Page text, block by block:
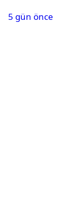
5 gün önce